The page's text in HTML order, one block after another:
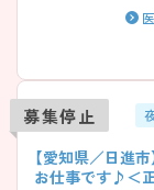
募集停止
【愛知県／日進
お仕事です♪＜